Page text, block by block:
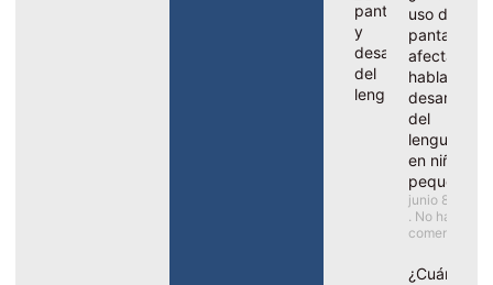
uso de
pantallas
afectar al
habla y el
desarrollo
del
lenguaje
en niños
pequeños?
junio 8, 2026
No hay
comentarios
¿Cuántas